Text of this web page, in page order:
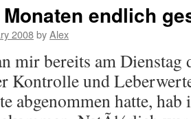
endlich
2008byAlex
mir bereits am
Kontrolle und
abgenommen hatte,